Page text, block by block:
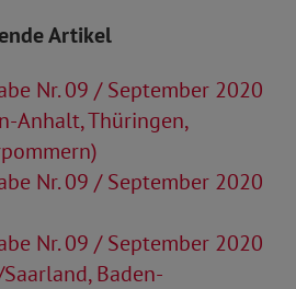
Artikel
Nr. 09 / September 2020
Anhalt, Thüringen,
Nr. 09 / September 2020
Nr. 09 / September 2020
Baden-